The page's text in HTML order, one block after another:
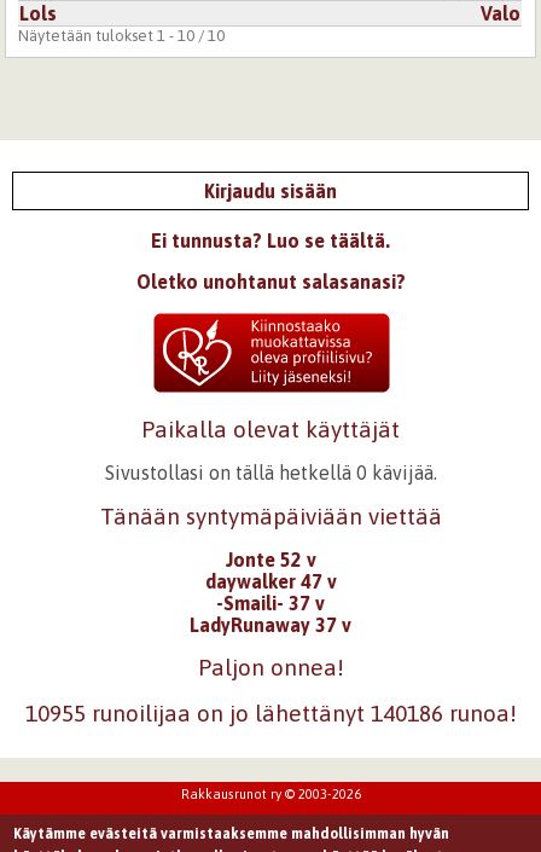
Lols
Valo
Näytetään tulokset 1 - 10 / 10
Kirjaudu sisään
Ei tunnusta? Luo se täältä.
Oletko unohtanut salasanasi?
Paikalla olevat käyttäjät
Sivustollasi on tällä hetkellä 0 kävijää.
Tänään syntymäpäiviään viettää
Jonte 52 v
daywalker 47 v
-Smaili- 37 v
LadyRunaway 37 v
Paljon onnea!
10955 runoilijaa on jo lähettänyt 140186 runoa!
Rakkausrunot ry © 2003-2026
Käytämme evästeitä varmistaaksemme mahdollisimman hyvän